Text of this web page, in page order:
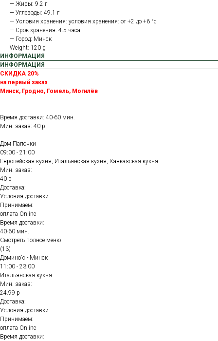
— Жиры: 9.2 г
— Углеводы: 49.1 г
— Условия хранения: условия хранения: от +2 до +6 °с
— Срок хранения: 4.5 часа
— Город: Минск
Weight: 120 g
ИНФОРМАЦИЯ
ИНФОРМАЦИЯ
СКИДКА 20%
на первый заказ
Минск, Гродно, Гомель, Могилёв
Время доставки: 40-60 мин.
Мин. заказ: 40 р
Дом Папочки
09:00 - 21:00
Европейская кухня, Итальянская кухня, Кавказская кухня
Мин. заказ:
40 р
Доставка:
Условия доставки
Принимаем:
оплата Online
Время доставки:
40-60 мин.
Смотреть полное меню
(13)
Домино'с - Минск
11:00 - 23:00
Итальянская кухня
Мин. заказ:
24.99 р
Доставка:
Условия доставки
Принимаем:
оплата Online
Время доставки: